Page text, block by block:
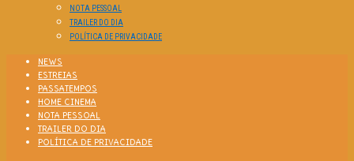
NOTA PESSOAL
TRAILER DO DIA
POLÍTICA DE PRIVACIDADE
NEWS
ESTREIAS
PASSATEMPOS
HOME CINEMA
NOTA PESSOAL
TRAILER DO DIA
POLÍTICA DE PRIVACIDADE